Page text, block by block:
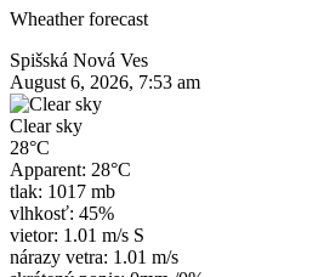
Wheather forecast
Spišská Nová Ves
August 6, 2026, 7:53 am
Clear sky
28°C
Apparent: 28°C
tlak: 1017 mb
vlhkosť: 45%
vietor: 1.01 m/s S
nárazy vetra: 1.01 m/s